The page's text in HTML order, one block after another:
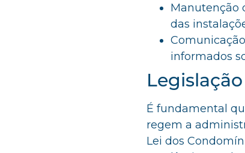
Manutenção
das
informados
Legislação
É fundamental
regem a
Lei dos